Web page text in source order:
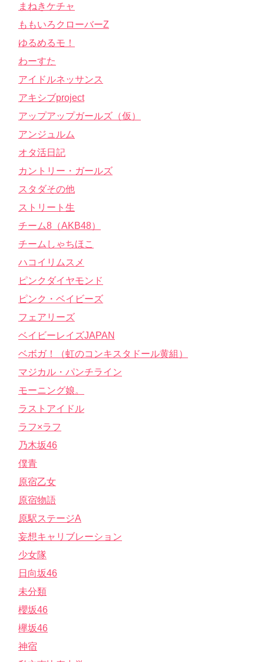
まねきケチャ
ももいろクローバーZ
ゆるめるモ！
わーすた
アイドルネッサンス
アキシブproject
アップアップガールズ（仮）
アンジュルム
オタ活日記
カントリー・ガールズ
スタダその他
ストリート生
チーム8（AKB48）
チームしゃちほこ
ハコイリムスメ
ピンクダイヤモンド
ピンク・ベイビーズ
フェアリーズ
ベイビーレイズJAPAN
ベボガ！（虹のコンキスタドール黄組）
マジカル・パンチライン
モーニング娘。
ラストアイドル
ラフ×ラフ
乃木坂46
僕青
原宿乙女
原宿物語
原駅ステージA
妄想キャリブレーション
少女隊
日向坂46
未分類
櫻坂46
欅坂46
神宿